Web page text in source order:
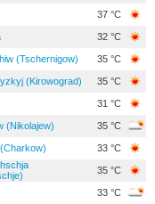
37 °C
32 °C
(Tschernigow) 35 °C
(Kirowograd) 35 °C
31 °C
(Nikolajew) 35 °C
33 °C
35 °C
33 °C